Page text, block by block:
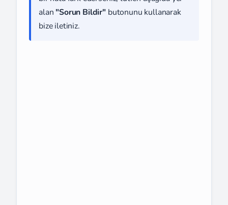
alan "Sorun Bildir" butonunu kullanarak
bize iletiniz.